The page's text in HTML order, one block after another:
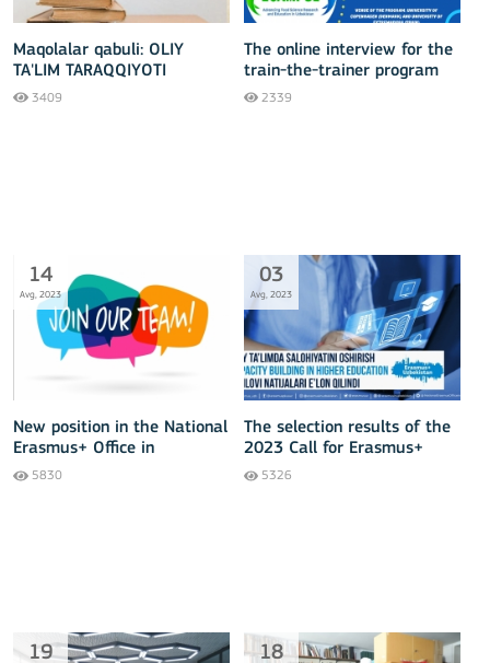
Maqolalar qabuli: ОLIY
TA'LIM TARAQQIYOTI
ISTIQBOLLARI
3409
The online interview for the
train-the-trainer program
under the Erasmus+ CBHE
2339
14
Avg, 2023
New position in the National
Erasmus+ Office in
Uzbekistan
5830
03
Avg, 2023
The selection results of the
2023 Call for Erasmus+
Capacity Building in Higher
5326
19 18